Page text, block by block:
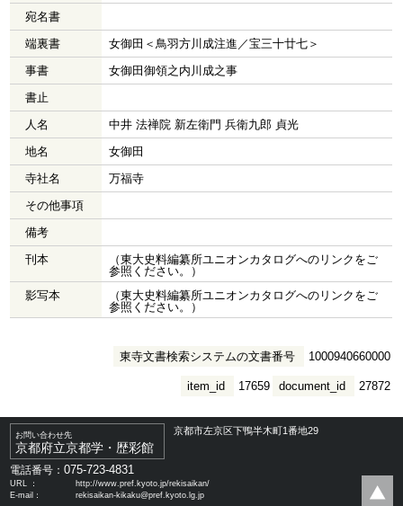
宛名書
端裏書
女御田＜鳥羽方川成注進／宝三十廿七＞
事書
女御田御領之内川成之事
書止
人名
中井 法禅院 新左衛門 兵衛九郎 貞光
地名
女御田
寺社名
万福寺
その他事項
備考
刊本
（東大史料編纂所ユニオンカタログへのリンクをご
参照ください。）
影写本
（東大史料編纂所ユニオンカタログへのリンクをご
参照ください。）
東寺文書検索システムの文書番号 1000940660000
document_id 27872
item_id 17659
お問い合わせ先
京都府立京都学・歴彩館
京都市左京区下鴨半木町1番地29
電話番号：075-723-4831
URL ：
http://www.pref.kyoto.jp/rekisaikan/
E-mail：
rekisaikan-kikaku@pref.kyoto.lg.jp